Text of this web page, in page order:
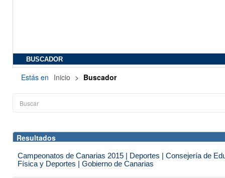
BUSCADOR
Estás en Inicio > Buscador
Resultados
Campeonatos de Canarias 2015 | Deportes | Consejería de
Física y Deportes | Gobierno de Canarias